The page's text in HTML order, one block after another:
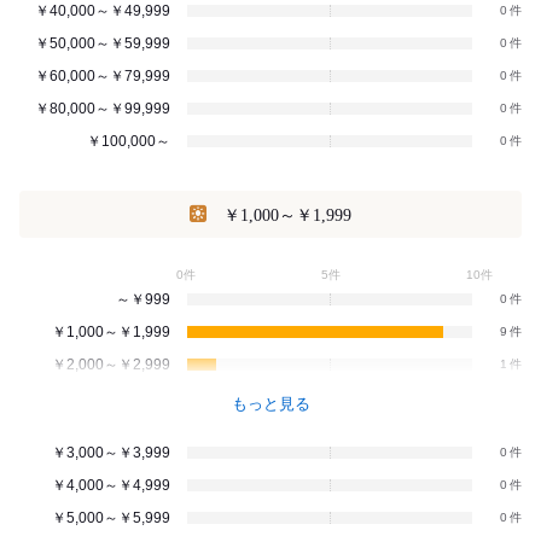
￥40,000～￥49,999 0
￥50,000～￥59,999 0
￥60,000～￥79,999 0
￥80,000～￥99,999 0
￥100,000～ 0
￥1,000～￥1,999
0件 5件 10件
～￥999 0
￥1,000～￥1,999 9
￥2,000～￥2,999 1
もっと見る
￥3,000～￥3,999 0
￥4,000～￥4,999 0
￥5,000～￥5,999 0